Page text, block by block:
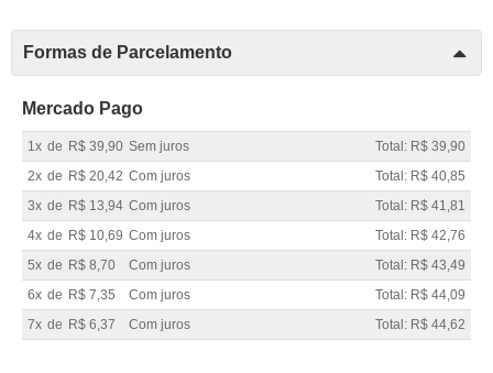
Formas de Parcelamento
Mercado Pago
1x de R$ 39,90 Sem juros
Total: R$ 39,90
2x de R$ 20,42 Com juros
Total: R$ 40,85
3x de R$ 13,94 Com juros
Total: R$ 41,81
4x de R$ 10,69 Com juros
Total: R$ 42,76
5x de R$ 8,70 Com juros
Total: R$ 43,49
6x de R$ 7,35 Com juros
Total: R$ 44,09
7x de R$ 6,37 Com juros Total: R$ 44,62